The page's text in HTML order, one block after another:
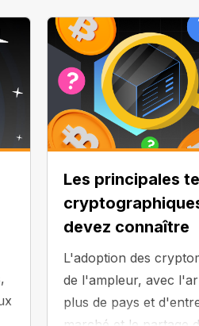
Les principales
devez connaître
L'adoption des
de l'ampleur, avec
plus de pays et